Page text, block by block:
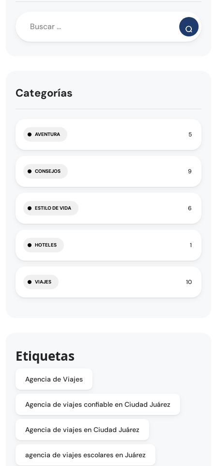
Categorías
AVENTURA 5
CONSEJOS 9
ESTILO DE VIDA 6
HOTELES 1
VIAJES 10
Etiquetas
Agencia de Viajes
Agencia de viajes confiable en Ciudad Juárez
Agencia de viajes en Ciudad Juárez
agencia de viajes escolares en Juárez